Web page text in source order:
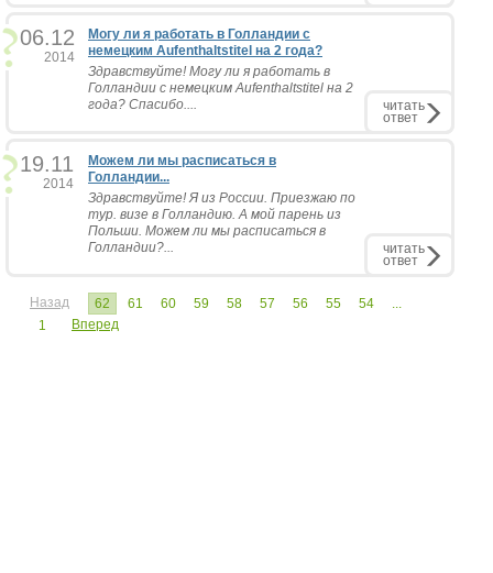
06.12
2014
Могу ли я работать в Голландии с
немецким Aufenthaltstitel на 2 года?
Здравствуйте! Могу ли я работать в
Голландии с немецким Aufenthaltstitel на 2
года? Спасибо....
читать
ответ
19.11
2014
Можем ли мы расписаться в
Голландии...
Здравствуйте! Я из России. Приезжаю по
тур. визе в Голландию. А мой парень из
Польши. Можем ли мы расписаться в
Голландии?...
читать
ответ
Назад 62 61 60 59 58 57 56 55 54
...
1
Вперед